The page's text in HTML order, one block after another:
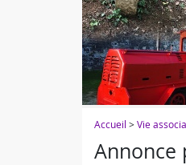
Accueil >Vie
Annonce